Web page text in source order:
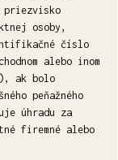
priezvisko
osoby,
číslo
alebo inom
ak bolo
peňažného
úhradu za
firemné alebo